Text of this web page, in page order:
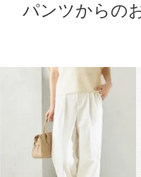
パンツからの